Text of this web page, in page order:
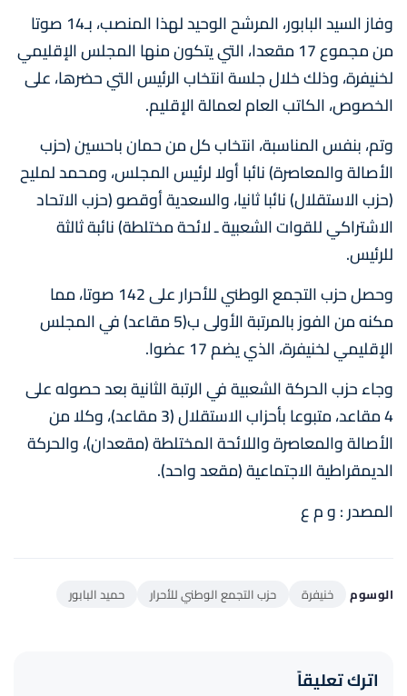
وفاز السيد البابور، المرشح الوحيد لهذا المنصب، بـ14 صوتا
من مجموع 17 مقعدا، التي يتكون منها المجلس الإقليمي
لخنيفرة، وذلك خلال جلسة انتخاب الرئيس التي حضرها، على
الخصوص، الكاتب العام لعمالة الإقليم.
وتم، بنفس المناسبة، انتخاب كل من حمان باحسين (حزب
الأصالة والمعاصرة) نائبا أولا لرئيس المجلس، ومحمد لمليح
(حزب الاستقلال) نائبا ثانيا، والسعدية أوقصو (حزب الاتحاد
الاشتراكي للقوات الشعبية ـ لائحة مختلطة) نائبة ثالثة
للرئيس.
وحصل حزب التجمع الوطني للأحرار على 142 صوتا، مما
مكنه من الفوز بالمرتبة الأولى ب(5 مقاعد) في المجلس
الإقليمي لخنيفرة، الذي يضم 17 عضوا.
وجاء حزب الحركة الشعبية في الرتبة الثانية بعد حصوله على
4 مقاعد، متبوعا بأحزاب الاستقلال (3 مقاعد)، وكلا من
الأصالة والمعاصرة واللائحة المختلطة (مقعدان)، والحركة
الديمقراطية الاجتماعية (مقعد واحد).
المصدر : و م ع
الوسوم خنيفرة حزب التجمع الوطني للأحرار حميد البابور
اترك تعليقاً